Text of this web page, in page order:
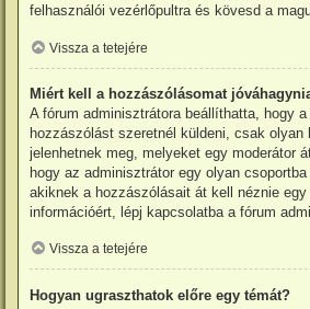
felhasználói vezérlőpultra és kövesd a
Vissza a tetejére
Miért kell a hozzászólásomat
A fórum adminisztrátora beállíthatta, hogy
hozzászólást szeretnél küldeni, csak olyan
jelenhetnek meg, melyeket egy moderátor
hogy az adminisztrátor egy olyan csoportba
akiknek a hozzászólásait át kell néznie egy
információért, lépj kapcsolatba a fórum
Vissza a tetejére
Hogyan ugraszthatok előre egy témát?